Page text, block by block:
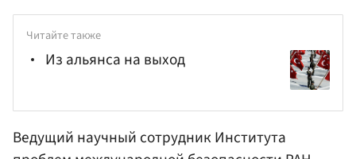
Читайте также
Из альянса на выход
Ведущий научный сотрудник Института